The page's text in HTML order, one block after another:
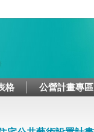
格 公營計畫專區